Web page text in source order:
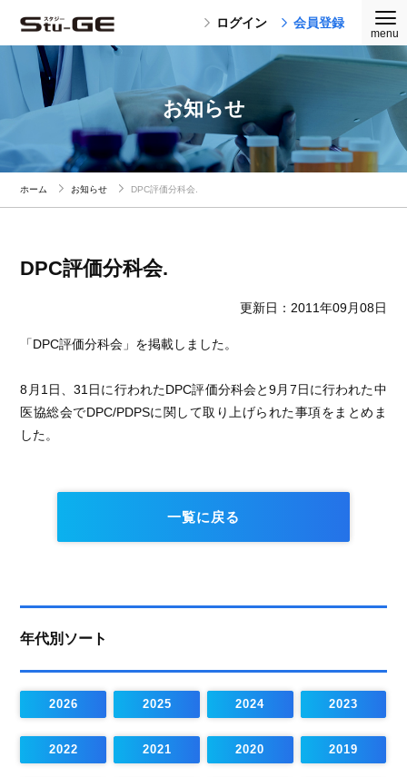
ログイン 会員登録
お知らせ
ホーム お知らせ DPC評価分科会.
DPC評価分科会.
更新日：2011年09月08日
「DPC評価分科会」を掲載しました。
8月1日、31日に行われたDPC評価分科会と9月7日に行われた中
医協総会でDPC/PDPSに関して取り上げられた事項をまとめま
した。
一覧に戻る
年代別ソート
2026 2025 2024 2023
2022 2021 2020 2019